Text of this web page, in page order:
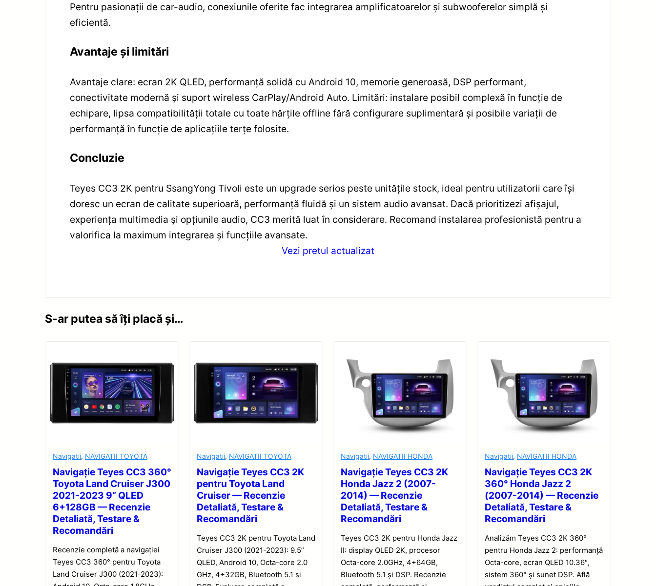
Pentru pasionații de car-audio, conexiunile oferite fac integrarea amplificatoarelor și subwooferelor simplă și
eficientă.
Avantaje și limitări
Avantaje clare: ecran 2K QLED, performanță solidă cu Android 10, memorie generoasă, DSP performant,
conectivitate modernă și suport wireless CarPlay/Android Auto. Limitări: instalare posibil complexă în funcție de
echipare, lipsa compatibilității totale cu toate hărțile offline fără configurare suplimentară și posibile variații de
performanță în funcție de aplicațiile terțe folosite.
Concluzie
Teyes CC3 2K pentru SsangYong Tivoli este un upgrade serios peste unitățile stock, ideal pentru utilizatorii care își
doresc un ecran de calitate superioară, performanță fluidă și un sistem audio avansat. Dacă prioritizezi afișajul,
experiența multimedia și opțiunile audio, CC3 merită luat în considerare. Recomand instalarea profesionistă pentru a
valorifica la maximum integrarea și funcțiile avansate.
Vezi pretul actualizat
S-ar putea să îți placă și…
Navigatii, NAVIGATII TOYOTA
Navigație Teyes CC3 360°
Toyota Land Cruiser J300
2021-2023 9” QLED
6+128GB — Recenzie
Detaliată, Testare &
Recomandări
Recenzie completă a navigației
Teyes CC3 360° pentru Toyota
Land Cruiser J300 (2021-2023):
Navigatii, NAVIGATII TOYOTA
Navigație Teyes CC3 2K
pentru Toyota Land
Cruiser — Recenzie
Detaliată, Testare &
Recomandări
Teyes CC3 2K pentru Toyota Land
Cruiser J300 (2021-2023): 9.5”
QLED, Android 10, Octa-core 2.0
GHz, 4+32GB, Bluetooth 5.1 și
Navigatii, NAVIGATII HONDA
Navigație Teyes CC3 2K
Honda Jazz 2 (2007-
2014) — Recenzie
Detaliată, Testare &
Recomandări
Teyes CC3 2K pentru Honda Jazz
II: display QLED 2K, procesor
Octa-core 2.0GHz, 4+64GB,
Bluetooth 5.1 și DSP. Recenzie
Navigatii, NAVIGATII HONDA
Navigație Teyes CC3 2K
360° Honda Jazz 2
(2007-2014) — Recenzie
Detaliată, Testare &
Recomandări
Analizăm Teyes CC3 2K 360°
pentru Honda Jazz 2: performanță
Octa-core, ecran QLED 10.36″,
sistem 360° și sunet DSP. Află